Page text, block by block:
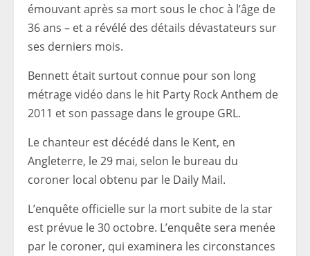
émouvant après sa mort sous le choc à l’âge de
36 ans – et a révélé des détails dévastateurs sur
ses derniers mois.
Bennett était surtout connue pour son long
métrage vidéo dans le hit Party Rock Anthem de
2011 et son passage dans le groupe GRL.
Le chanteur est décédé dans le Kent, en
Angleterre, le 29 mai, selon le bureau du
coroner local obtenu par le Daily Mail.
L’enquête officielle sur la mort subite de la star
est prévue le 30 octobre. L’enquête sera menée
par le coroner, qui examinera les circonstances